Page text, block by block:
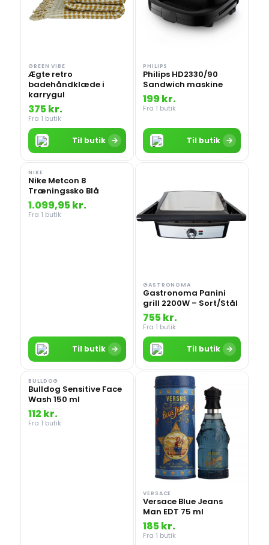
GREEN VIBE
Ægte retro
badehåndklæde i
karrygul
375 kr.
Fra 1 butik
Til butik →
PHILIPS
Philips HD2330/90
Sandwich maskine
199 kr.
Fra 1 butik
Til butik →
NIKE
Nike Metcon 8
Træningssko Blå
1.099,95 kr.
Fra 1 butik
Til butik →
GASTRONOMA
Gastronoma Panini
grill 2200W – Sort/Stål
755 kr.
Fra 1 butik
Til butik →
BULLDOG
Bulldog Sensitive Face
Wash 150 ml
112 kr.
Fra 1 butik
VERSACE
Versace Blue Jeans
Man EDT 75 ml
185 kr.
Fra 1 butik